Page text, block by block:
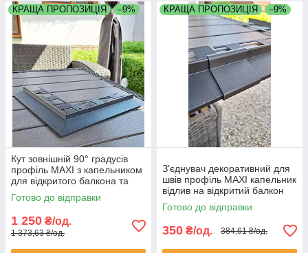
КРАЩА ПРОПОЗИЦІЯ –9%
Кут зовнішній 90° градусів
профіль MAXI з капельником
для відкритого балкона та
тераси монтаж під плитку
колір графіт сірий
Готово до відправки
1 250 ₴/од.
1 373,63 ₴/од.
КРАЩА ПРОПОЗИЦІЯ –9%
З'єднувач декоративний для
швів профіль MAXI капельник
відлив на відкритий балкон
терасу під плитку колір
графіт антрацит матовий
Готово до відправки
350 ₴/од. 384,61 ₴/од.